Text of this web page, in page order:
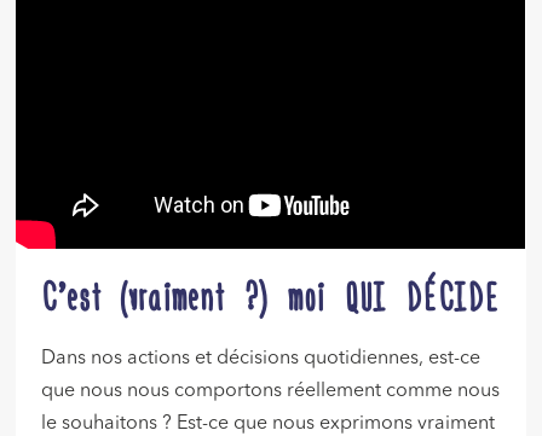
C’est (vraiment ?) moi QUI DÉCIDE
Dans nos actions et décisions quotidiennes, est-ce
que nous nous comportons réellement comme nous
le souhaitons ? Est-ce que nous exprimons vraiment